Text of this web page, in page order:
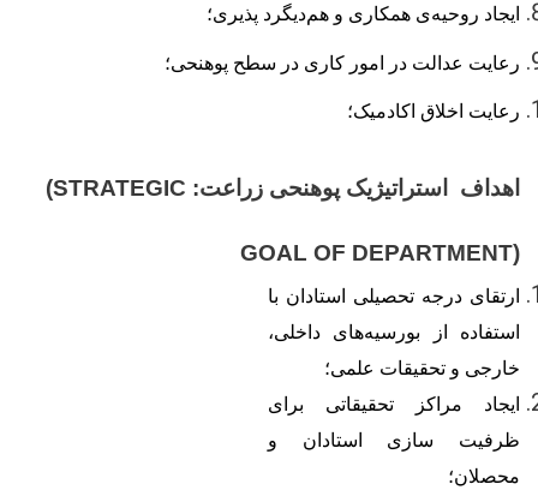
ایجاد روحیهی همکاری و همدیگرد پذیری؛
رعایت عدالت در امور کاری در سطح پوهنحی؛
رعایت اخلاق اکادمیک؛
اهداف استراتیژیک پوهنحی زراعت:
(STRATEGIC
GOAL OF DEPARTMENT)
ارتقای درجه تحصیلی استادان با
استفاده از بورسیههای داخلی،
خارجی و تحقیقات علمی؛
ایجاد مراکز تحقیقاتی برای
ظرفیت سازی استادان و
محصلان؛